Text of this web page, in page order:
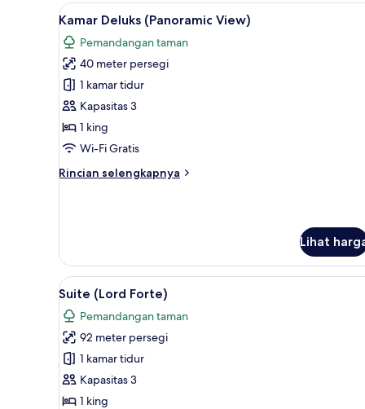
Lihat
semua
foto
untuk
Kamar
Deluks
(Panoramic
View)
Kamar Deluks (Panoramic
10
Kamar Deluks (Panoramic View)
Pemandangan taman
40 meter persegi
1 kamar tidur
Kapasitas 3
1 king
Wi-Fi Gratis
Rincian selengkapnya
Rincian
(Panoramic
View)
Lihat
Lihat
semua
foto
untuk
Suite
(Lord
Forte)
Suite (Lord Forte) | Seprai
5
Suite (Lord Forte)
Pemandangan taman
92 meter persegi
1 kamar tidur
Kapasitas 3
1 king